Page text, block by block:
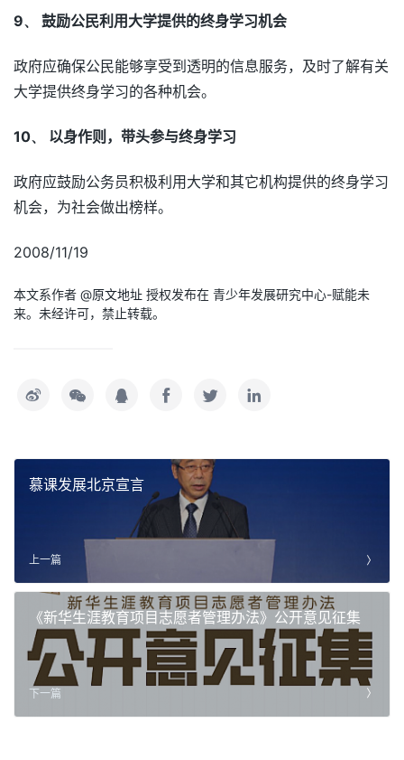
9、 鼓励公民利用大学提供的终身学习机会
政府应确保公民能够享受到透明的信息服务，及时了解有关
大学提供终身学习的各种机会。
10、 以身作则，带头参与终身学习
政府应鼓励公务员积极利用大学和其它机构提供的终身学习
机会，为社会做出榜样。
2008/11/19
本文系作者 @原文地址 授权发布在 青少年发展研究中心-赋能未
来。未经许可，禁止转载。
慕课发展北京宣言
上一篇
《新华生涯教育项目志愿者管理办法》公开意见征集
下一篇